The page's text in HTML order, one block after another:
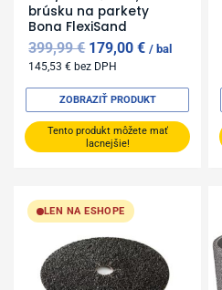
brúsku na parkety
Bona FlexiSand
399,99€ 179,00€ bal
145,53€ bez DPH
Tento produkt môžete mať
lacnejšie!
ZOBRAZIŤ PRODUKT
LEN NA ESHOPE